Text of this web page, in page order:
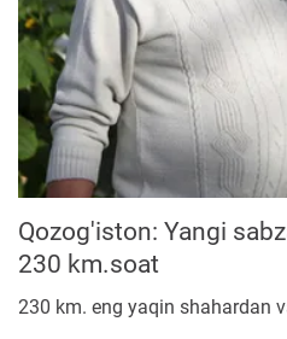
Qozog'iston: Yangi
230 km.soat
230 km. eng yaqin shahardan